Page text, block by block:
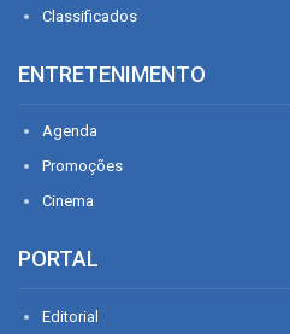
Classificados
ENTRETENIMENTO
Agenda
Promoções
Cinema
PORTAL
Editorial